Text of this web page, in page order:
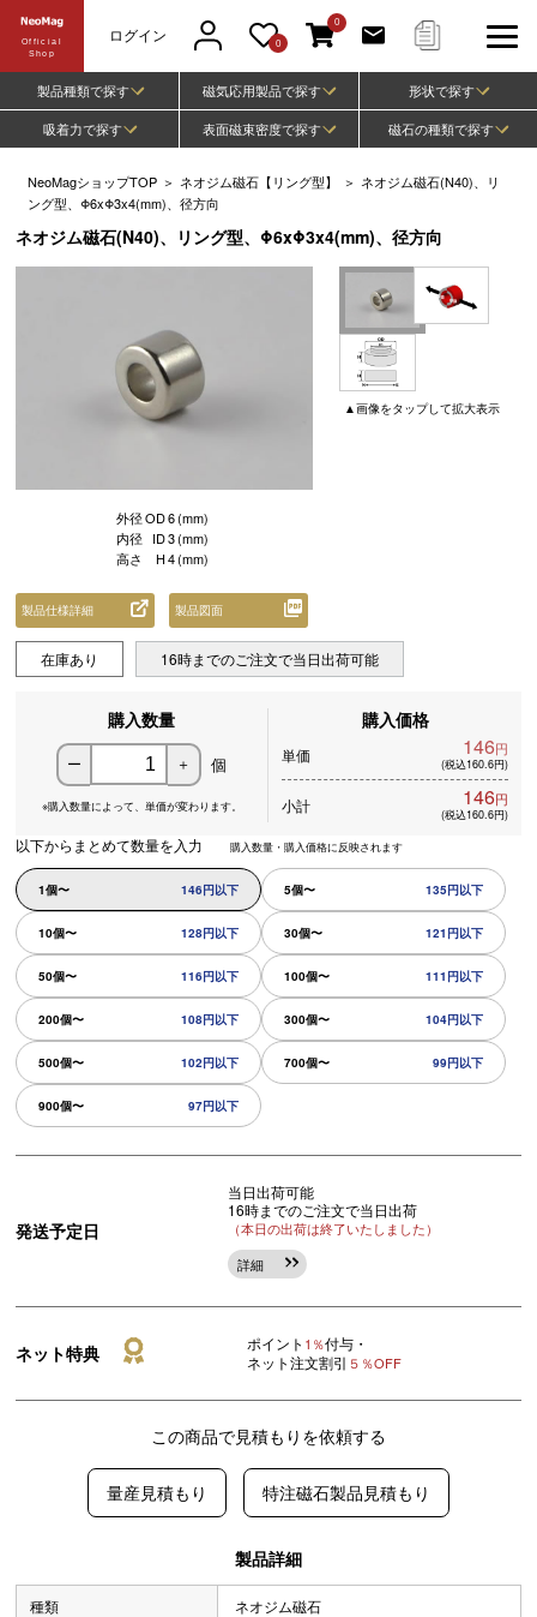
Official
Shop
ログイン 0
0
製品種類で探す 磁気応用製品で探す
形状で探す
吸着力で探す
表面磁束密度で探す 磁石の種類で探す
NeoMagショップTOP ＞ ネオジム磁石【リング型】 ＞ ネオジム磁石(N40)、リ
ング型、Φ6xΦ3x4(mm)、径方向
ネオジム磁石(N40)、リング型、Φ6xΦ3x4(mm)、径方向
▲画像をタップして拡大表示
外径OD6(mm)
内径 ID3(mm)
高さ
H4(mm)
製品仕様詳細 製品図面
在庫あり 16時までのご注文で当日出荷可能
購入数量
ー ＋ 個
※購入数量によって、 単価が変わります。
購入価格
単価 146円
(税込160.6円)
小計 146円
(税込160.6円)
以下からまとめて数量を入力 購入数量・購入価格に反映されます
1個〜 146円以下 5個〜 135円以下
10個〜 128円以下 30個〜 121円以下
50個〜 116円以下 100個〜 111円以下
200個〜 108円以下 300個〜 104円以下
500個〜 102円以下 700個〜 99円以下
900個〜 97円以下
発送予定日
当日出荷可能
16時までのご注文で当日出荷
（本日の出荷は終了いたしました）
詳細
ネット特典 ポイント 1％付与・
ネット注文割引 ５％OFF
この商品で見積もりを依頼する
量産見積もり 特注磁石製品見積もり
製品詳細
種類 ネオジム磁石